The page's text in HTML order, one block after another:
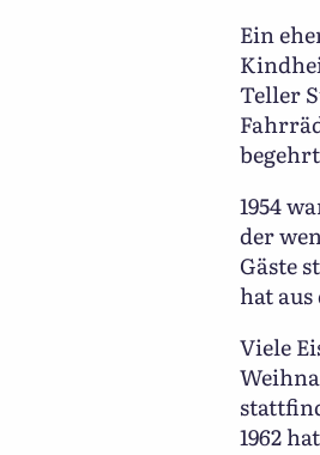
Ein
Teller
1954
der
Gäste
hat
Viele
1962